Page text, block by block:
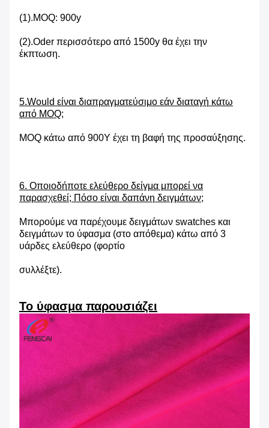
(1).MOQ: 900y
(2).Oder περισσότερο από 1500y θα έχει την
έκπτωση.
5.Would είναι διαπραγματεύσιμο εάν διαταγή κάτω
από MOQ;
MOQ κάτω από 900Y έχει τη βαφή της προσαύξησης.
6. Οποιοδήποτε ελεύθερο δείγμα μπορεί να
παρασχεθεί; Πόσο είναι δαπάνη δειγμάτων;
Μπορούμε να παρέχουμε δειγμάτων swatches και
δειγμάτων το ύφασμα (στο απόθεμα) κάτω από 3
υάρδες ελεύθερο (φορτίο
συλλέξτε).
Το ύφασμα παρουσιάζει